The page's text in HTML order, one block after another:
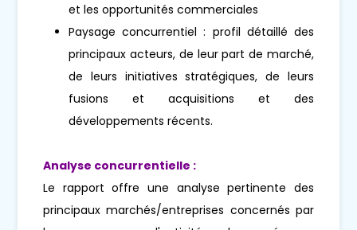
et les opportunités commerciales
Paysage concurrentiel : profil détaillé des
principaux acteurs, de leur part de marché,
de leurs initiatives stratégiques, de leurs
fusions et acquisitions et des
développements récents.
Analyse concurrentielle :
Le rapport offre une analyse pertinente des
principaux marchés/entreprises concernés par